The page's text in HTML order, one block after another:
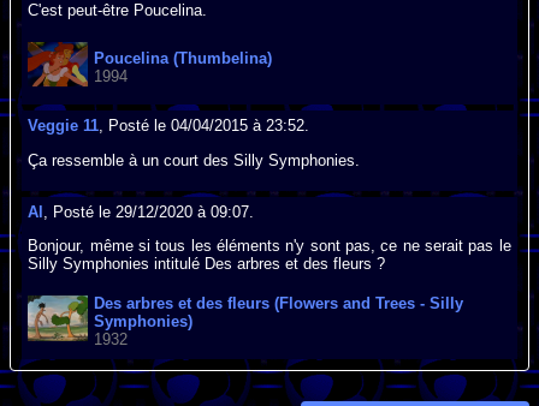
C'est peut-être Poucelina.
Poucelina (Thumbelina)
1994
Veggie 11, Posté le 04/04/2015 à 23:52.
Ça ressemble à un court des Silly Symphonies.
Al
, Posté le 29/12/2020 à 09:07.
Bonjour, même si tous les éléments n'y sont pas, ce ne serait pas le
Silly Symphonies intitulé Des arbres et des fleurs ?
Des arbres et des fleurs (Flowers and Trees - Silly
Symphonies)
1932